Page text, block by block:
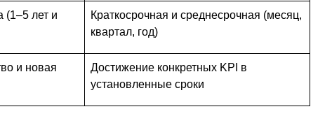
(1–5 лет и
Краткосрочная и среднесрочная (месяц,
квартал, год)
и новая
Достижение конкретных KPI в
установленные сроки